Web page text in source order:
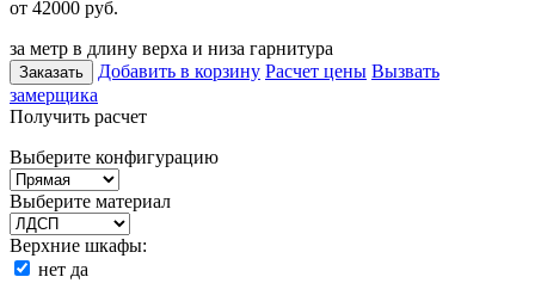
от 42000 руб.
за метр в длину верха и низа гарнитура
Заказать Добавить в корзину Расчет цены Вызвать
замерщика
Получить расчет
Выберите конфигурацию
Выберите материал
Верхние шкафы:
нет да